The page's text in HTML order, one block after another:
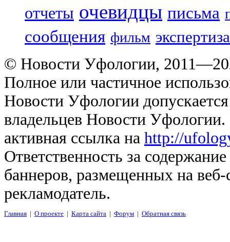
отчеты очевидцы письма
сообщения фильм экспертиза
© Новости Уфологии,
Полное или частичное
Новости Уфологии
владельцев Новости
активная ссылка на http://
Ответственность за
баннеров, размещенных на
рекламодатель.
Главная | О проекте | Карта сайта | Форум | Обратная связь